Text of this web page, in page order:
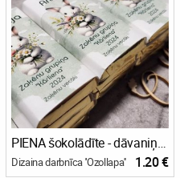
PIENA šokolādīte - dāvaniņa absolventiem
Dizaina darbnīca ''Ozollapa'' 1.20 €